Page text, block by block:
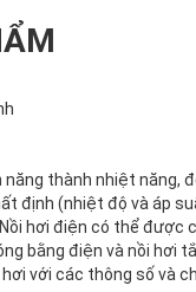
thành nhiệt năng,
định (nhiệt độ và áp
hơi điện có thể được
bằng điện và nồi hơi
với các thông số và